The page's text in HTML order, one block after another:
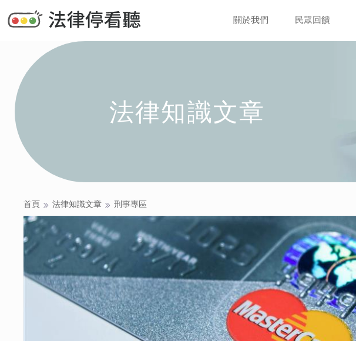
關於我們 民眾回饋
法律知識文章
首頁 法律知識文章 刑事專區